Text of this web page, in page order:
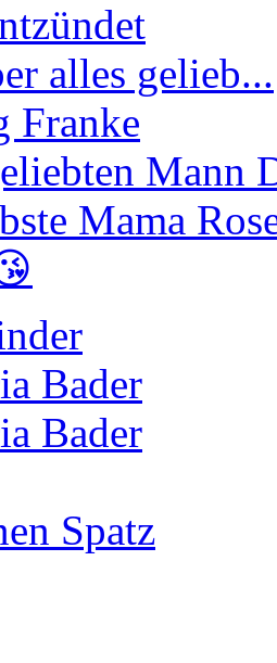
alles gelieb...
Franke
Mann
Mama
Bader
Bader
Spatz